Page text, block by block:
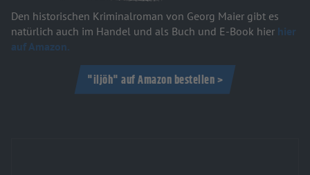
Den historischen Kriminalroman von Georg Maier gibt es
natürlich auch im Handel und als Buch und E-Book hier hier
auf Amazon.
"iljöh" auf Amazon bestellen >